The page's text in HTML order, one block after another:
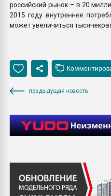
российский рынок – в 20
2015 году внутреннее
может увеличиться
предыдущая новость